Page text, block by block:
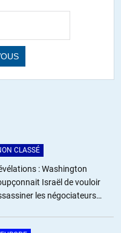
après !
garder le pouvoir, c’est
une toute autre
sa souveraineté et
les positions d’une autre
CLASSÉ
: Washington
Israël de vouloir
les négociateurs